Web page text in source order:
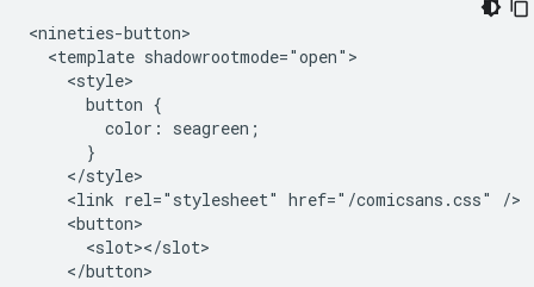
<nineties-button>
  <template shadowrootmode="open">
    <style>
      button {
        color: seagreen;
      }
    </style>
    <link rel="stylesheet" href="/comicsans.css" />
    <button>
      <slot></slot>
    </button>